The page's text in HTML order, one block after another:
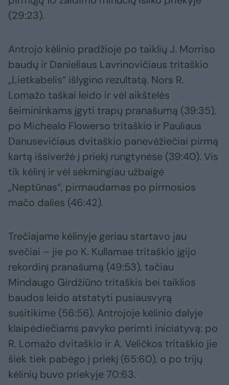
(29:23).
Antrojo kėlinio pradžioje po taiklių J. Morriso
baudų ir Danieliaus Lavrinovičiaus tritaškio
„Lietkabelis“ išlygino rezultatą. Nors R.
Lomažo taškai leido ir vėl aikštelės
šeimininkams įgyti trapų pranašumą (39:35),
po Michealo Flowerso tritaškio ir Pauliaus
Danusevičiaus dvitaškio panevėžiečiai pirmą
kartą išsiveržė į priekį rungtynėse (39:40). Vis
tik kėlinį ir vėl sėkmingiau užbaigė
„Neptūnas“, pirmaudamas po pirmosios
mačo dalies (46:42).
Trečiajame kėlinyje geriau startavo jau
svečiai – jie po K. Kullamae tritaškio įgijo
rekordinį pranašumą (49:53), tačiau
Mindaugo Girdžiūno tritaškis bei taiklios
baudos leido atstatyti pusiausvyrą
susitikime (56:56). Antrojoje kėlinio dalyje
klaipėdiečiams pavyko perimti iniciatyvą: po
R. Lomažo dvitaškio ir A. Veličkos tritaškio jie
šiek tiek pabėgo į priekį (65:60), o po trijų
kėlinių buvo priekyje 70:63.